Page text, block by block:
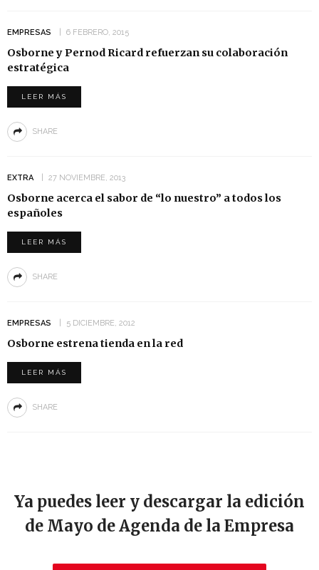
EMPRESAS 6 FEBRERO, 2015
Osborne y Pernod Ricard refuerzan su colaboración
estratégica
LEER MÁS
SHARE
EXTRA 27 NOVIEMBRE, 2013
Osborne acerca el sabor de “lo nuestro” a todos los
españoles
LEER MÁS
SHARE
EMPRESAS 5 DICIEMBRE, 2012
Osborne estrena tienda en la red
LEER MÁS
SHARE
Ya puedes leer y descargar la edición
de Mayo de Agenda de la Empresa